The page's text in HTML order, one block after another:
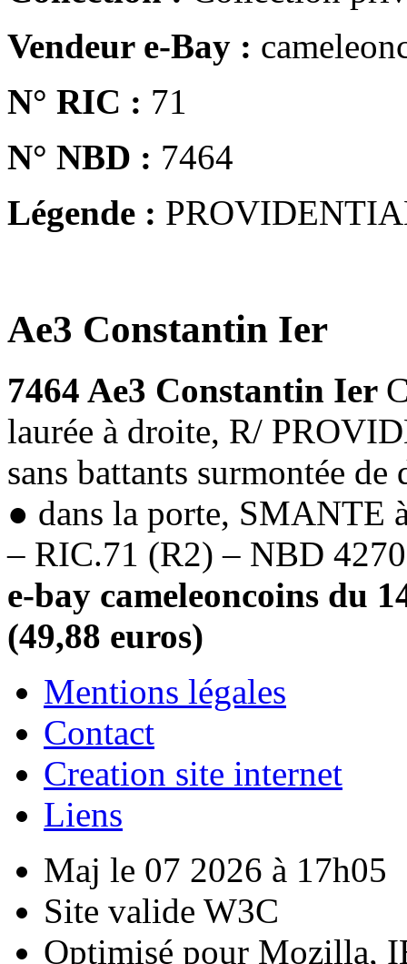
Vendeur e-Bay :
N° RIC : 71
N° NBD : 7464
Légende :
Ae3 Constantin Ier
7464 Ae3 Constantin Ier
laurée à droite, R/
sans battants surmontée
● dans la porte, SMANTE
– RIC.71 (R2) – NBD
e-bay cameleoncoins du
(49,88 euros)
Mentions légales
Contact
Creation site internet
Liens
Maj le 07 2026 à 17h05
Site valide W3C
Optimisé pour Mozilla,